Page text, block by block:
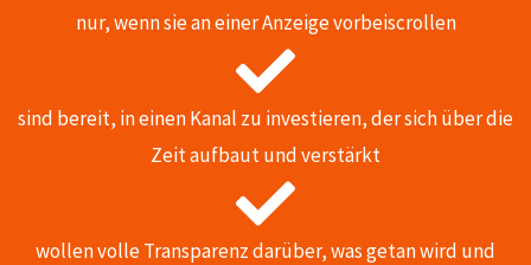
nur, wenn sie an einer Anzeige vorbeiscrollen
sind bereit, in einen Kanal zu investieren, der sich über die
Zeit aufbaut und verstärkt
wollen volle Transparenz darüber, was getan wird und